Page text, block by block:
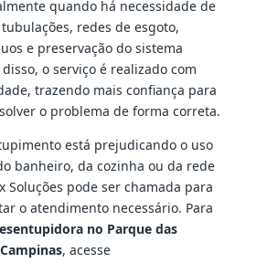
quando há necessidade de
redes de esgoto,
e preservação do sistema
o serviço é realizado com
trazendo mais confiança para
o problema de forma correta.
está prejudicando o uso
banheiro, da cozinha ou da rede
Soluções pode ser chamada para
o atendimento necessário. Para
no Parque das
, acesse